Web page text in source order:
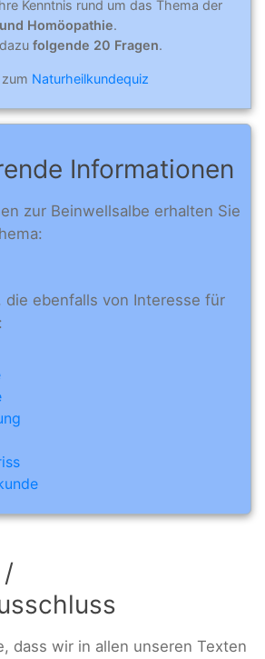
Kenntnis rund um das Thema der
Homöopathie.
folgende 20 Fragen.
Naturheilkundequiz
Informationen
zur Beinwellsalbe erhalten Sie
die ebenfalls von Interesse für
dass wir in allen unseren Texten